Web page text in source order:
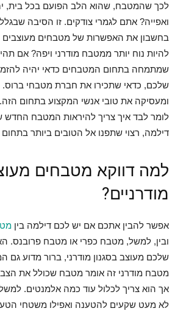
לכך שהמטבח, שהוא הלב הפועם בכל בית,
ואפייה? אתם לגמרי צודקים. זו הסיבה
בחשבון את האפשרות של מטבחים מעוצבים
להיות נוח יותר ממטבח מודרני ויפה? אם
שמתמחה בתחום המטבחים כדאי יהיה
שלכם, כדאי שתכירו את חברת מטבחי ברוס.
ומעסיקה את טובי אנשי המקצוע בתחום הזה.
לומר לבד איך צריך להיראות המטבח החדש
דילמה, רצוי שתפנו אל הטובים ביותר בתחום
למה דווקא מטבחים
מודרניים?
אפשר להבין אתכם אם יש לכם דילמה בין
ובין, למשל, מטבח כפרי או מטבח פרובנס.
שלכם מעוצב בסגנון מודרני, ברור מדוע גם
מטבח מודרני זה אומר מטבח שכולל את
אך הוא צריך לכלול עוד כמה אלמנטים.
לא מעט שקעים להטענה ואפילו משטחי